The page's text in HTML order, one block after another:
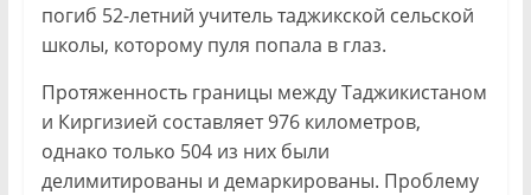
погиб 52-летний учитель таджикской сельской
школы, которому пуля попала в глаз.
Протяженность границы между Таджикистаном
и Киргизией составляет 976 километров,
однако только 504 из них были
делимитированы и демаркированы. Проблему